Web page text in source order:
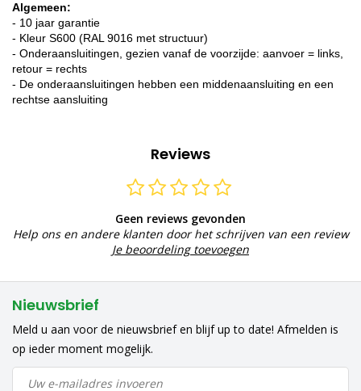
Algemeen:
- 10 jaar garantie
- Kleur S600 (RAL 9016 met structuur)
- Onderaansluitingen, gezien vanaf de voorzijde: aanvoer = links,
retour = rechts
- De onderaansluitingen hebben een middenaansluiting en een
rechtse aansluiting
Reviews
Geen reviews gevonden
Help ons en andere klanten door het schrijven van een review
Je beoordeling toevoegen
Nieuwsbrief
Meld u aan voor de nieuwsbrief en blijf up to date! Afmelden is
op ieder moment mogelijk.